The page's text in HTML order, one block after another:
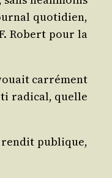
quo­ti­dien,
Robert pour la
car­ré­ment
radi­cal, quelle
ren­dit publique,